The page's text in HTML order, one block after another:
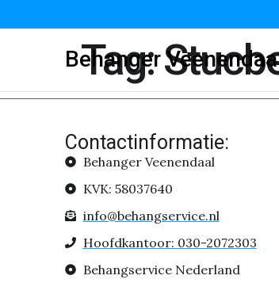
Behanger
Tag:
Contactinformatie:
Behanger Veenendaal
KVK: 58037640
info@behangservice.nl
Hoofdkantoor: 030-2072303
Behangservice Nederland